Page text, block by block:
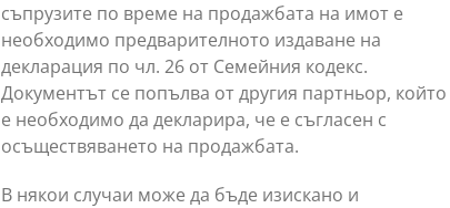
съпрузите по време на продажбата на имот е
необходимо предварителното издаване на
декларация по чл. 26 от Семейния кодекс.
Документът се попълва от другия партньор, който
е необходимо да декларира, че е съгласен с
осъществяването на продажбата.
В някои случаи може да бъде изискано и